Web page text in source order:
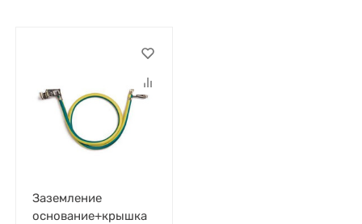
Заземление
основание+крышка